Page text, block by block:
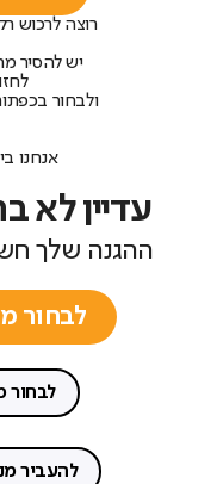
רוצה לרכוש
יש להסיר
ולבחור
אנחנו
עדיין לא
ההגנה שלך
לבחור
לבחור
להעביר